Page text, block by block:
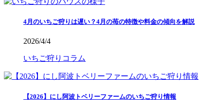
4月のいちご狩りは遅い？4月の苺の特徴や料金の傾向を解説
2026/4/4
いちご狩りコラム
【2026】にし阿波トベリーファームのいちご狩り情報